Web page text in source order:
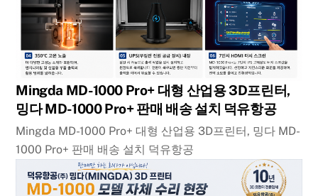
Mingda MD-1000 Pro+ 대형 산업용 3D프린터,
밍다 MD-1000 Pro+ 판매 배송 설치 덕유항공
Mingda MD-1000 Pro+ 대형 산업용 3D프린터, 밍다 MD-
1000 Pro+ 판매 배송 설치 덕유항공